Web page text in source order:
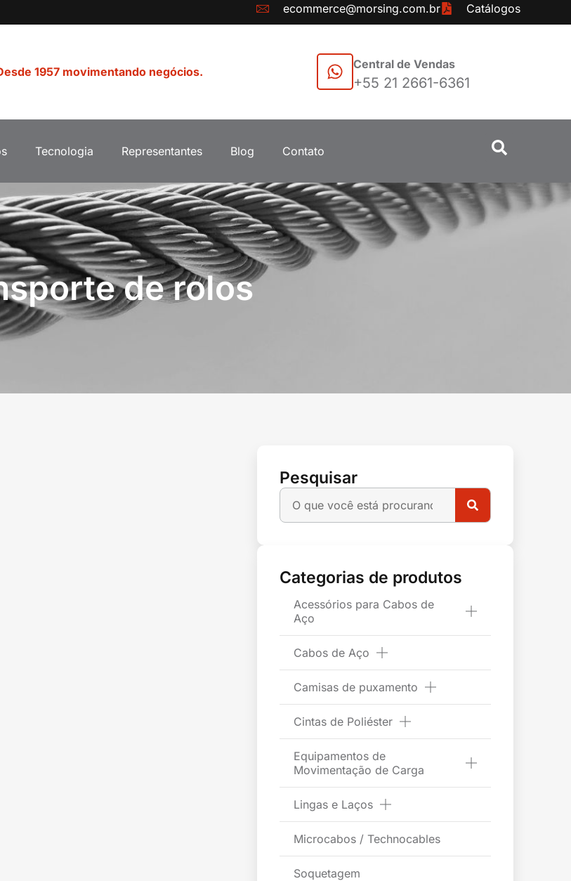
ecommerce@morsing.com.br Catálogos
1957 movimentando negócios.
Central de Vendas
+55 21 2661-6361
Tecnologia Representantes Blog Contato
de rolos
Pesquisar
Categorias de produtos
Acessórios para Cabos de
Aço
Cabos de Aço
Camisas de puxamento
Cintas de Poliéster
Equipamentos de
Movimentação de Carga
Lingas e Laços
Microcabos / Technocables
Soquetagem